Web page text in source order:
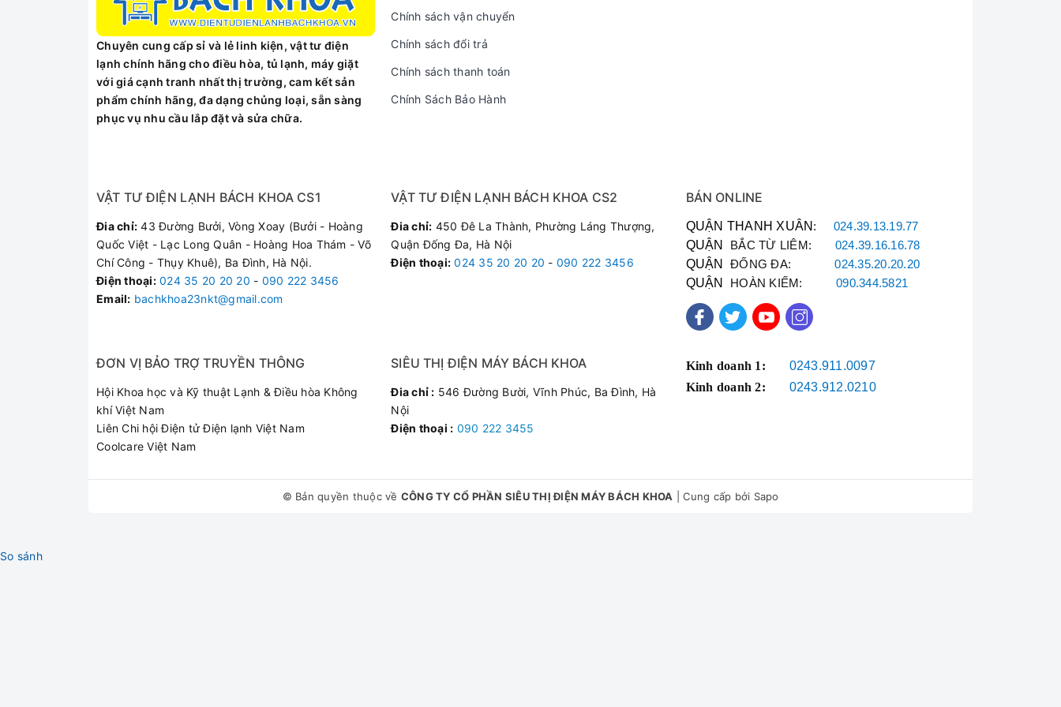
Thông số kỹ thuật
Chất liệu vỏ: Thép không gỉ
Khoảng dung tích lò: Trên 20 lít - 35 lít
Thông tin chung
Màu sắc: Bạc
Nguồn điện áp: 220V - 240V
Sản xuất tại: Trung Quốc
Bảo hành: 24 tháng
Địa chỉ : 43 Đường Bưởi - Vòng Xoay Bưởi - Hoàng Quốc Việt - Lạc Long Quân - Hoàng Hoa Thám - Võ Chí Công - Thụy Khuê
ĐT : 090.222.3456 - 024.35.20.20.20
Chuyên cung cấp sỉ và lẻ linh kiện, vật tư điện
lạnh chính hãng cho điều hòa, tủ lạnh, máy giặt
với giá cạnh tranh nhất thị trường, cam kết sản
phẩm chính hãng, đa dạng chủng loại, sẵn sàng
phục vụ nhu cầu lắp đặt và sửa chữa.
Chính sách vận chuyển
Chính sách đổi trả
Chính sách thanh toán
Chính Sách Bảo Hành
VẬT TƯ ĐIỆN LẠNH BÁCH KHOA CS1
Đia chỉ: 43 Đường Bưởi, Vòng Xoay (Bưởi - Hoàng
Quốc Việt - Lạc Long Quân - Hoàng Hoa Thám - Võ
Chí Công - Thụy Khuê), Ba Đình, Hà Nội.
Điện thoại: 024 35 20 20 20 - 090 222 3456
Email: bachkhoa23nkt@gmail.com
VẬT TƯ ĐIỆN LẠNH BÁCH KHOA CS2
Đia chỉ: 450 Đê La Thành, Phường Láng Thượng,
Quận Đống Đa, Hà Nội
Điện thoại: 024 35 20 20 20 - 090 222 3456
BÁN ONLINE
QUẬN THANH XUÂN : 024.39.13.19.77
QUẬN BẮC TỪ LIÊM: 024.39.16.16.78
QUẬN ĐỐNG ĐA:024.35.20.20.20
QUẬN HOÀN KIẾM:090.344.5821
ĐƠN VỊ BẢO TRỢ TRUYỀN THÔNG
Hội Khoa học và Kỹ thuật Lạnh & Điều hòa Không
khí Việt Nam
Liên Chi hội Điện tử Điện lạnh Việt Nam
Coolcare Việt Nam
SIÊU THỊ ĐIỆN MÁY BÁCH KHOA
Đia chỉ : 546 Đường Bười, Vĩnh Phúc, Ba Đình, Hà
Nội
Điện thoại : 090 222 3455
Kinh doanh 1:
0243.911.0097
Kinh doanh 2:
0243.912.0210
© Bản quyền thuộc về CÔNG TY CỔ PHẦN SIÊU THỊ ĐIỆN MÁY BÁCH KHOA Cung cấp bởi Sapo
So sánh